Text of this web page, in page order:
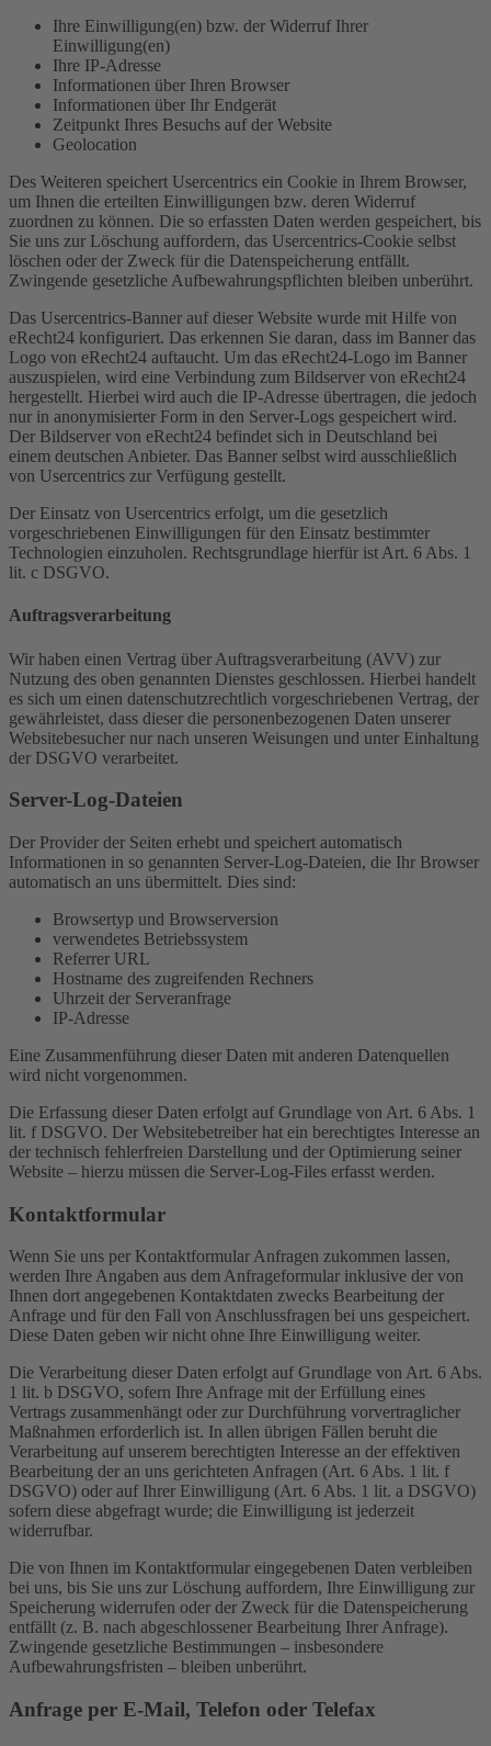
Ihre Einwilligung(en) bzw. der Widerruf Ihrer
Einwilligung(en)
Ihre IP-Adresse
Informationen über Ihren Browser
Informationen über Ihr Endgerät
Zeitpunkt Ihres Besuchs auf der Website
Geolocation
Des Weiteren speichert Usercentrics ein Cookie in Ihrem Browser,
um Ihnen die erteilten Einwilligungen bzw. deren Widerruf
zuordnen zu können. Die so erfassten Daten werden gespeichert, bis
Sie uns zur Löschung auffordern, das Usercentrics-Cookie selbst
löschen oder der Zweck für die Datenspeicherung entfällt.
Zwingende gesetzliche Aufbewahrungspflichten bleiben unberührt.
Das Usercentrics-Banner auf dieser Website wurde mit Hilfe von
eRecht24 konfiguriert. Das erkennen Sie daran, dass im Banner das
Logo von eRecht24 auftaucht. Um das eRecht24-Logo im Banner
auszuspielen, wird eine Verbindung zum Bildserver von eRecht24
hergestellt. Hierbei wird auch die IP-Adresse übertragen, die jedoch
nur in anonymisierter Form in den Server-Logs gespeichert wird.
Der Bildserver von eRecht24 befindet sich in Deutschland bei
einem deutschen Anbieter. Das Banner selbst wird ausschließlich
von Usercentrics zur Verfügung gestellt.
Der Einsatz von Usercentrics erfolgt, um die gesetzlich
vorgeschriebenen Einwilligungen für den Einsatz bestimmter
Technologien einzuholen. Rechtsgrundlage hierfür ist Art. 6 Abs. 1
lit. c DSGVO.
Auftragsverarbeitung
Wir haben einen Vertrag über Auftragsverarbeitung (AVV) zur
Nutzung des oben genannten Dienstes geschlossen. Hierbei handelt
es sich um einen datenschutzrechtlich vorgeschriebenen Vertrag, der
gewährleistet, dass dieser die personenbezogenen Daten unserer
Websitebesucher nur nach unseren Weisungen und unter Einhaltung
der DSGVO verarbeitet.
Server-Log-Dateien
Der Provider der Seiten erhebt und speichert automatisch
Informationen in so genannten Server-Log-Dateien, die Ihr Browser
automatisch an uns übermittelt. Dies sind:
Browsertyp und Browserversion
verwendetes Betriebssystem
Referrer URL
Hostname des zugreifenden Rechners
Uhrzeit der Serveranfrage
IP-Adresse
Eine Zusammenführung dieser Daten mit anderen Datenquellen
wird nicht vorgenommen.
Die Erfassung dieser Daten erfolgt auf Grundlage von Art. 6 Abs. 1
lit. f DSGVO. Der Websitebetreiber hat ein berechtigtes Interesse an
der technisch fehlerfreien Darstellung und der Optimierung seiner
Website – hierzu müssen die Server-Log-Files erfasst werden.
Kontaktformular
Wenn Sie uns per Kontaktformular Anfragen zukommen lassen,
werden Ihre Angaben aus dem Anfrageformular inklusive der von
Ihnen dort angegebenen Kontaktdaten zwecks Bearbeitung der
Anfrage und für den Fall von Anschlussfragen bei uns gespeichert.
Diese Daten geben wir nicht ohne Ihre Einwilligung weiter.
Die Verarbeitung dieser Daten erfolgt auf Grundlage von Art. 6 Abs.
1 lit. b DSGVO, sofern Ihre Anfrage mit der Erfüllung eines
Vertrags zusammenhängt oder zur Durchführung vorvertraglicher
Maßnahmen erforderlich ist. In allen übrigen Fällen beruht die
Verarbeitung auf unserem berechtigten Interesse an der effektiven
Bearbeitung der an uns gerichteten Anfragen (Art. 6 Abs. 1 lit. f
DSGVO) oder auf Ihrer Einwilligung (Art. 6 Abs. 1 lit. a DSGVO)
sofern diese abgefragt wurde; die Einwilligung ist jederzeit
widerrufbar.
Die von Ihnen im Kontaktformular eingegebenen Daten verbleiben
bei uns, bis Sie uns zur Löschung auffordern, Ihre Einwilligung zur
Speicherung widerrufen oder der Zweck für die Datenspeicherung
entfällt (z. B. nach abgeschlossener Bearbeitung Ihrer Anfrage).
Zwingende gesetzliche Bestimmungen – insbesondere
Aufbewahrungsfristen – bleiben unberührt.
Anfrage per E-Mail, Telefon oder Telefax